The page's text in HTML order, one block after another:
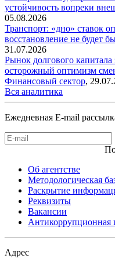
устойчивость вопреки
05.08.2026
Транспорт: «дно» ставок
восстановление не будет
31.07.2026
Рынок долгового капитала
осторожный оптимизм
Финансовый сектор,
Вся аналитика
Ежедневная E-mail
Об агентстве
Методологическая
Раскрытие
Реквизиты
Вакансии
Антикоррупционная
Адрес